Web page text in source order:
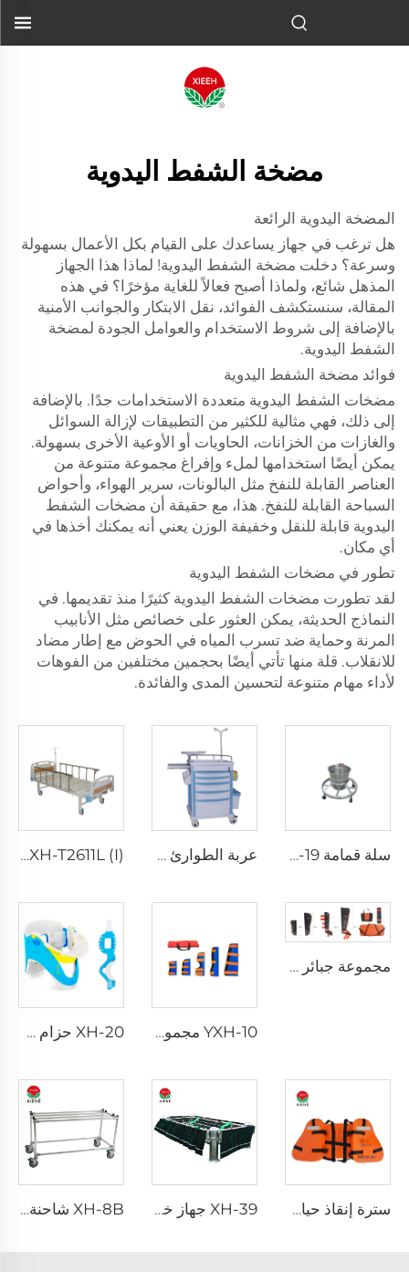
مضخة الشفط اليدوية
المضخة اليدوية الرائعة
هل ترغب في جهاز يساعدك على القيام بكل الأعمال بسهولة
وسرعة؟ دخلت مضخة الشفط اليدوية! لماذا هذا الجهاز
المذهل شائع، ولماذا أصبح فعالاً للغاية مؤخرًا؟ في هذه
المقالة، سنستكشف الفوائد، نقل الابتكار والجوانب الأمنية
بالإضافة إلى شروط الاستخدام والعوامل الجودة لمضخة
الشفط اليدوية.
فوائد مضخة الشفط اليدوية
مضخات الشفط اليدوية متعددة الاستخدامات جدًا. بالإضافة
إلى ذلك، فهي مثالية للكثير من التطبيقات لإزالة السوائل
والغازات من الخزانات، الحاويات أو الأوعية الأخرى بسهولة.
يمكن أيضًا استخدامها لملء وإفراغ مجموعة متنوعة من
العناصر القابلة للنفخ مثل البالونات، سرير الهواء، وأحواض
السباحة القابلة للنفخ. هذا، مع حقيقة أن مضخات الشفط
اليدوية قابلة للنقل وخفيفة الوزن يعني أنه يمكنك أخذها في
أي مكان.
تطور في مضخات الشفط اليدوية
لقد تطورت مضخات الشفط اليدوية كثيرًا منذ تقديمها. في
النماذج الحديثة، يمكن العثور على خصائص مثل الأنابيب
المرنة وحماية ضد تسرب المياه في الحوض مع إطار مضاد
للانقلاب. قلة منها تأتي أيضًا بحجمين مختلفين من الفوهات
لأداء مهام متنوعة لتحسين المدى والفائدة.
سلة قمامة XHF-19 الفولاذية مع عجلات عربة الطوارئ ذات العجلات الأربعة XH-62512B3 XH-T2611L (I) لوحة رأس / قدم ABS قابلة للإزالة سرير مستشفى
مجموعة جبائر TPU YXH-9B
YXH-10 مجموعة جبائر XH-20 حزام عنقي
سترة إنقاذ حياة ثلاث قطع للبالغين للاستخدام اليومي XH-39 جهاز خفض النعش المصنوع من الفولاذ المقاوم للصدأ XH-8B شاحنة جنازات ومعدات مشرحة سيارات